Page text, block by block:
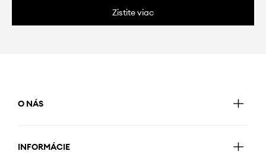
Zistite viac
O NÁS
INFORMÁCIE